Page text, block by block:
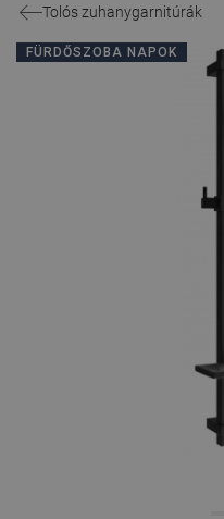
Tolós zuhanygarnitúrák
FÜRDŐSZOBA NAPOK